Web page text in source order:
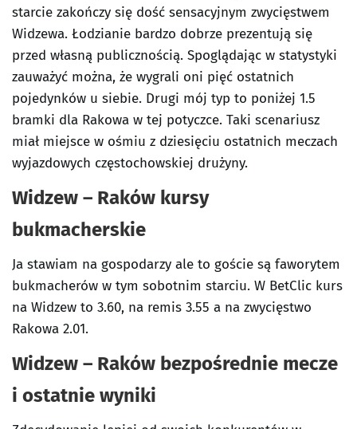
starcie zakończy się dość sensacyjnym zwycięstwem
Widzewa. Łodzianie bardzo dobrze prezentują się
przed własną publicznością. Spoglądając w statystyki
zauważyć można, że wygrali oni pięć ostatnich
pojedynków u siebie. Drugi mój typ to poniżej 1.5
bramki dla Rakowa w tej potyczce. Taki scenariusz
miał miejsce w ośmiu z dziesięciu ostatnich meczach
wyjazdowych częstochowskiej drużyny.
Widzew – Raków kursy
bukmacherskie
Ja stawiam na gospodarzy ale to goście są faworytem
bukmacherów w tym sobotnim starciu. W BetClic kurs
na Widzew to 3.60, na remis 3.55 a na zwycięstwo
Rakowa 2.01.
Widzew – Raków bezpośrednie mecze
i ostatnie wyniki